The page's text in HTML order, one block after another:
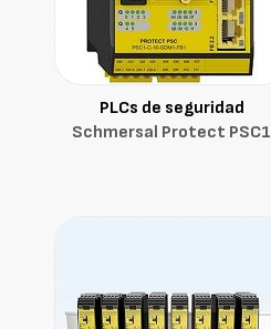
PLCs de seguridad
Schmersal Protect PSC1